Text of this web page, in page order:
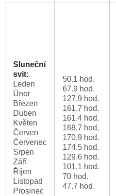
Sluneční
svit:
Leden
Únor
Březen
Duben
Květen
Červen
Červenec
Srpen
Září
Říjen
Listopad
Prosinec
50.1 hod.
67.9 hod.
127.9 hod.
161.7 hod.
161.4 hod.
168.7 hod.
170.9 hod.
174.5 hod.
129.6 hod.
101.1 hod.
70 hod.
47.7 hod.